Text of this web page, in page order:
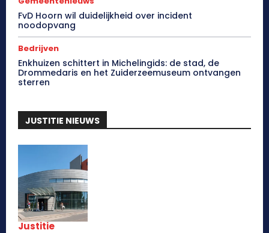
FvD Hoorn wil duidelijkheid over incident
noodopvang
Bedrijven
Enkhuizen schittert in Michelingids: de stad, de
Drommedaris en het Zuiderzeemuseum ontvangen
sterren
JUSTITIE NIEUWS
Justitie